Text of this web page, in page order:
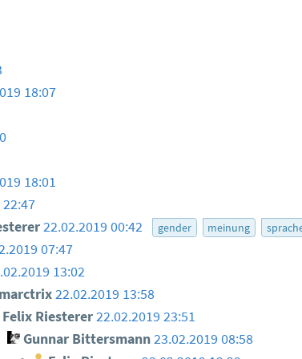
18:07
18:01
22.02.2019 00:42 gender meinung
07:47
13:02
marctrix22.02.2019 13:58
Felix Riesterer22.02.2019 23:51
Gunnar Bittersmann23.02.2019 08:58